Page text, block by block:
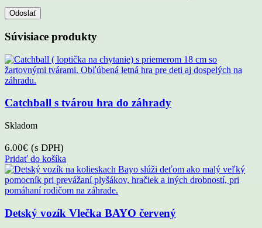
Súvisiace produkty
Catchball s tvárou hra do záhrady
Skladom
6.00€ (s DPH)
Pridať do košíka
Detský vozík Vlečka BAYO červený